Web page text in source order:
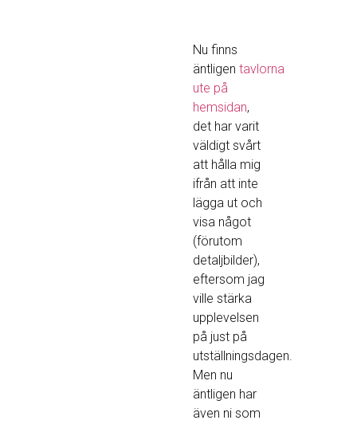
Nu finns
äntligentavlorna
ute på
hemsidan,
det har varit
väldigt svårt
att hålla mig
ifrån att inte
lägga ut och
visa något
(förutom
detaljbilder),
eftersom jag
ville stärka
upplevelsen
på just på
utställningsdagen.
Men nu
äntligen har
även ni som